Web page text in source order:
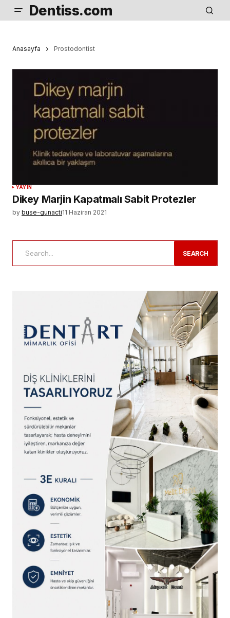
Dentiss.com
Anasayfa Prostodontist
YAYIN
Dikey Marjin Kapatmalı Sabit Protezler
by buse-gunacti11 Haziran 2021
SEARCH